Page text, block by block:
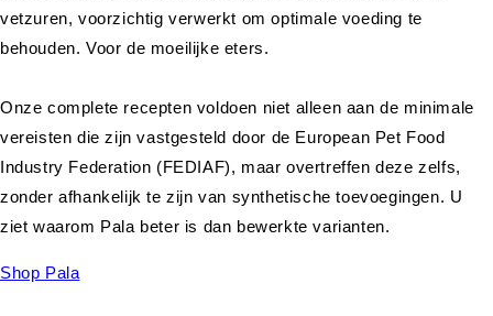
vetzuren, voorzichtig verwerkt om optimale voeding te
behouden. Voor de moeilijke eters.
Onze complete recepten voldoen niet alleen aan de minimale
vereisten die zijn vastgesteld door de European Pet Food
Industry Federation (FEDIAF), maar overtreffen deze zelfs,
zonder afhankelijk te zijn van synthetische toevoegingen. U
ziet waarom Pala beter is dan bewerkte varianten.
Shop Pala